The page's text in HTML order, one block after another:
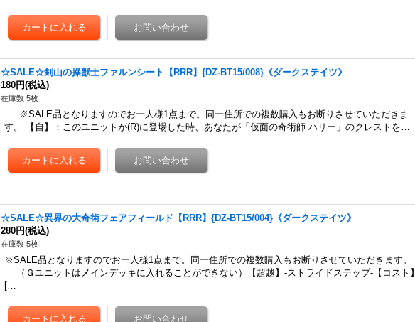
☆SALE☆剣山の操獣士ファルンシート【RRR】{DZ-BT15/008}《ダークステイツ》
180円(税込)
在庫数 5枚
※SALE品となりますのでお一人様1点まで。同一住所での複数購入もお断りさせていただきま
す。 【自】：このユニットが(R)に登場した時、あなたが「仮面の奇術師 ハリー」のクレストを…
☆SALE☆異界の大奇術フェアフィールド【RRR】{DZ-BT15/004}《ダークステイツ》
280円(税込)
在庫数 5枚
※SALE品となりますのでお一人様1点まで。同一住所での複数購入もお断りさせていただきます。
（Ｇユニットはメインデッキに入れることができない）【超越】-ストライドステップ-【コスト】
[…